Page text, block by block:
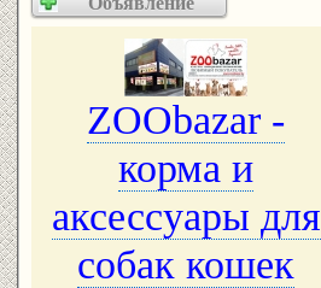
ZOObazar -
корма и
аксессуары для
собак кошек